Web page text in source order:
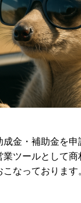
金・補助金を申
業ツールとして
なっておりま